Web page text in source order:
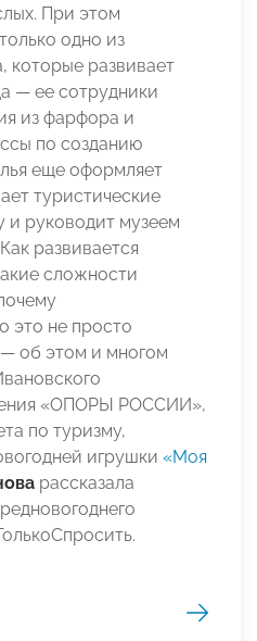
При этом
одно из
которые развивает
— ее сотрудники
из фарфора и
по созданию
еще оформляет
туристические
и руководит музеем
развивается
сложности
это не просто
об этом и многом
«ОПОРЫ РОССИИ»,
по туризму,
игрушки «Моя
рассказала